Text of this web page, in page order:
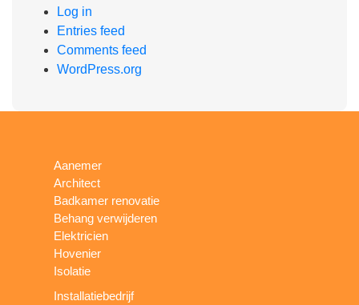
Log in
Entries feed
Comments feed
WordPress.org
Aanemer
Architect
Badkamer renovatie
Behang verwijderen
Elektricien
Hovenier
Isolatie
Installatiebedrijf